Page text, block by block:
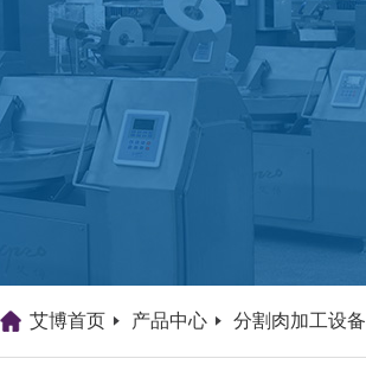
艾博首页 产品中心 分割肉加工设备